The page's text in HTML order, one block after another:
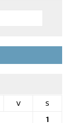
V
S
1